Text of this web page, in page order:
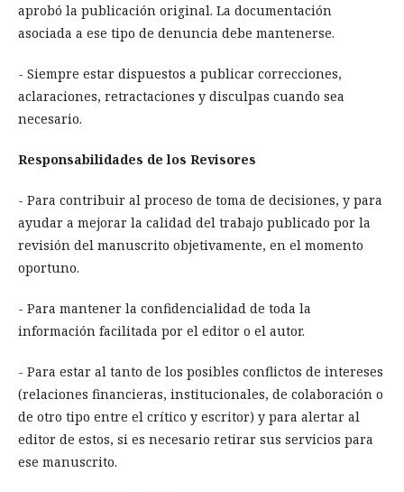
aprobó la publicación original. La documentación
asociada a ese tipo de denuncia debe mantenerse.
- Siempre estar dispuestos a publicar correcciones,
aclaraciones, retractaciones y disculpas cuando sea
necesario.
Responsabilidades de los Revisores
- Para contribuir al proceso de toma de decisiones, y para
ayudar a mejorar la calidad del trabajo publicado por la
revisión del manuscrito objetivamente, en el momento
oportuno.
- Para mantener la confidencialidad de toda la
información facilitada por el editor o el autor.
- Para estar al tanto de los posibles conflictos de intereses
(relaciones financieras, institucionales, de colaboración o
de otro tipo entre el crítico y escritor) y para alertar al
editor de estos, si es necesario retirar sus servicios para
ese manuscrito.